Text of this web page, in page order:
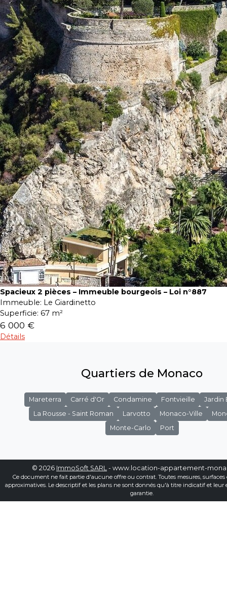
Spacieux 2 pièces – Immeuble bourgeois – Loi n°887
Immeuble: Le Giardinetto
Superficie: 67 m²
6 000 €
Détails
Quartiers de Monaco
Mareterra Carré d'Or Condamine Fontvieille
Jardin
La Rousse - Saint Roman
Larvotto Monaco-Ville
Monte-Carlo
Port
© 2026 ImmoSoft SARL - www.location-appartement-
Ce document ne fait partie d'aucune offre ou contrat. Toutes mesures, surfaces
approximatives. Le descriptif et les plans ne sont donnés qu'à titre indicatif et leur
garantie.